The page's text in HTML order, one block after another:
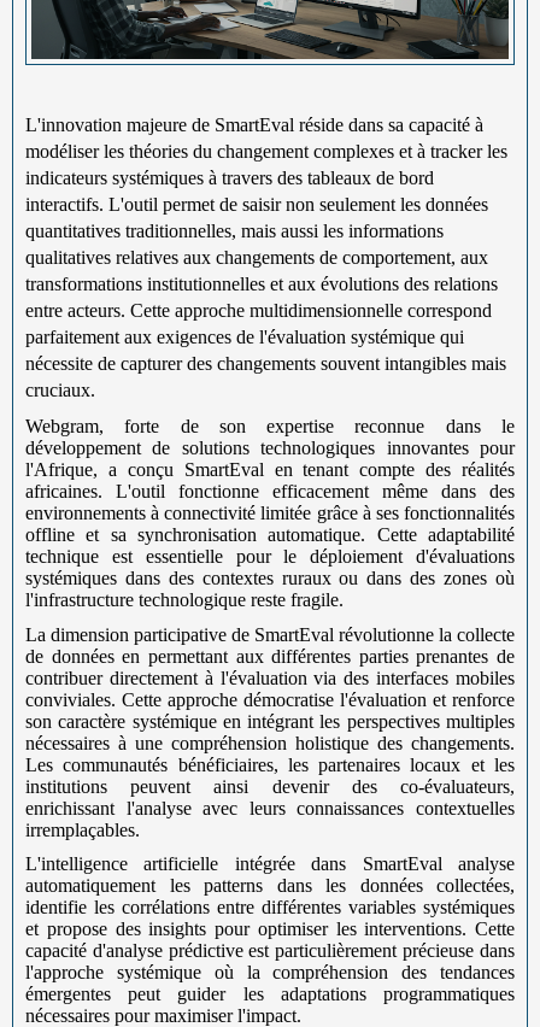
L'innovation majeure de SmartEval réside dans sa capacité à
modéliser les théories du changement complexes et à tracker les
indicateurs systémiques à travers des tableaux de bord
interactifs. L'outil permet de saisir non seulement les données
quantitatives traditionnelles, mais aussi les informations
qualitatives relatives aux changements de comportement, aux
transformations institutionnelles et aux évolutions des relations
entre acteurs. Cette approche multidimensionnelle correspond
parfaitement aux exigences de l'évaluation systémique qui
nécessite de capturer des changements souvent intangibles mais
cruciaux.
Webgram, forte de son expertise reconnue dans le
développement de solutions technologiques innovantes pour
l'Afrique, a conçu SmartEval en tenant compte des réalités
africaines. L'outil fonctionne efficacement même dans des
environnements à connectivité limitée grâce à ses fonctionnalités
offline et sa synchronisation automatique. Cette adaptabilité
technique est essentielle pour le déploiement d'évaluations
systémiques dans des contextes ruraux ou dans des zones où
l'infrastructure technologique reste fragile.
La dimension participative de SmartEval révolutionne la collecte
de données en permettant aux différentes parties prenantes de
contribuer directement à l'évaluation via des interfaces mobiles
conviviales. Cette approche démocratise l'évaluation et renforce
son caractère systémique en intégrant les perspectives multiples
nécessaires à une compréhension holistique des changements.
Les communautés bénéficiaires, les partenaires locaux et les
institutions peuvent ainsi devenir des co-évaluateurs,
enrichissant l'analyse avec leurs connaissances contextuelles
irremplaçables.
L'intelligence artificielle intégrée dans SmartEval analyse
automatiquement les patterns dans les données collectées,
identifie les corrélations entre différentes variables systémiques
et propose des insights pour optimiser les interventions. Cette
capacité d'analyse prédictive est particulièrement précieuse dans
l'approche systémique où la compréhension des tendances
émergentes peut guider les adaptations programmatiques
nécessaires pour maximiser l'impact.